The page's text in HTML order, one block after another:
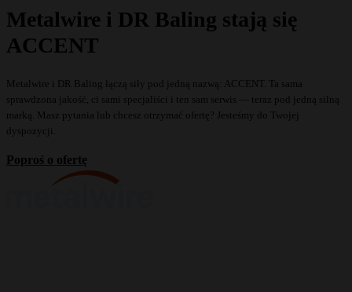
Metalwire i DR Baling stają się
ACCENT
Metalwire i DR Baling łączą siły pod jedną nazwą: ACCENT. Ta sama
sprawdzona jakość, ci sami specjaliści i ten sam serwis — teraz pod jedną silną
marką. Masz pytania lub chcesz otrzymać ofertę? Jesteśmy do Twojej
dyspozycji.
Poproś o ofertę